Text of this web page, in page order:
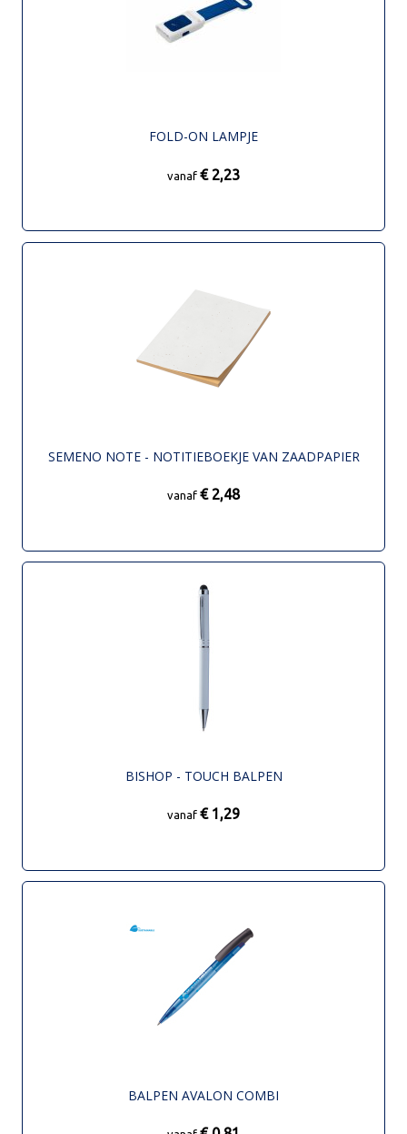
FOLD-ON LAMPJE
vanaf € 2,23
SEMENO NOTE - NOTITIEBOEKJE VAN ZAADPAPIER
vanaf € 2,48
BISHOP - TOUCH BALPEN
vanaf € 1,29
BALPEN AVALON COMBI